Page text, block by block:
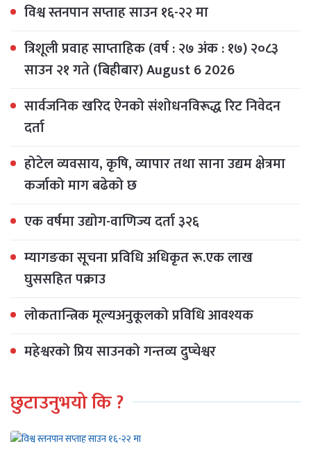
विश्व स्तनपान सप्ताह साउन १६-२२ मा
त्रिशूली प्रवाह साप्ताहिक (वर्ष : २७ अंक : १७) २०८३
साउन २१ गते (बिहीबार) August 6 2026
सार्वजनिक खरिद ऐनको संशोधनविरूद्ध रिट निवेदन
दर्ता
होटेल व्यवसाय, कृषि, व्यापार तथा साना उद्यम क्षेत्रमा
कर्जाको माग बढेको छ
एक वर्षमा उद्योग-वाणिज्य दर्ता ३२६
म्यागङका सूचना प्रविधि अधिकृत रू.एक लाख
घुससहित पक्राउ
लोकतान्त्रिक मूल्यअनुकूलको प्रविधि आवश्यक
महेश्वरको प्रिय साउनको गन्तव्य दुप्चेश्वर
छुटाउनुभयो कि ?